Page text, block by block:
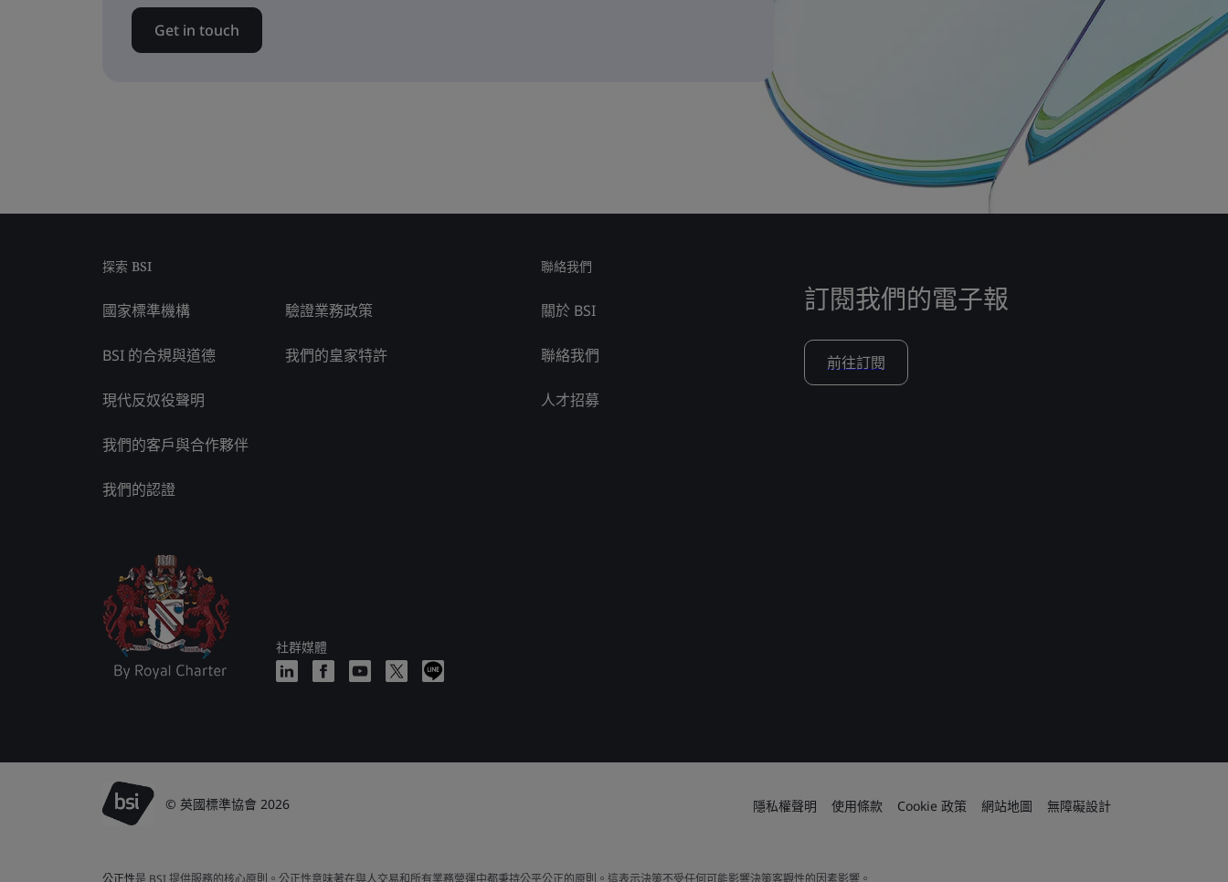
Get in touch
探索 BSI
國家標準機構
BSI 的合規與道德
現代反奴役聲明
我們的客戶與合作夥伴
我們的認證
驗證業務政策
我們的皇家特許
社群媒體
聯絡我們
關於 BSI
聯絡我們
人才招募
訂閱我們的電子報
前往訂閱
© 英國標準協會 2026 隱私權聲明 使用條款 Cookie 政策 網站地圖 無障礙設計
公正性是 BSI 提供服務的核心原則。公正性意味著在與人交易和所有業務營運中都秉持公平公正的原則。這表示決策不受任何可能影響決策客觀性的因素影響。